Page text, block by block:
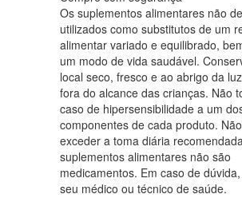
Os suplementos alimentares não
utilizados como substitutos de um
alimentar variado e equilibrado,
um modo de vida saudável.
local seco, fresco e ao abrigo da
fora do alcance das crianças. Não
caso de hipersensibilidade a um
componentes de cada produto.
exceder a toma diária
suplementos alimentares não são
medicamentos. Em caso de
seu médico ou técnico de saúde.